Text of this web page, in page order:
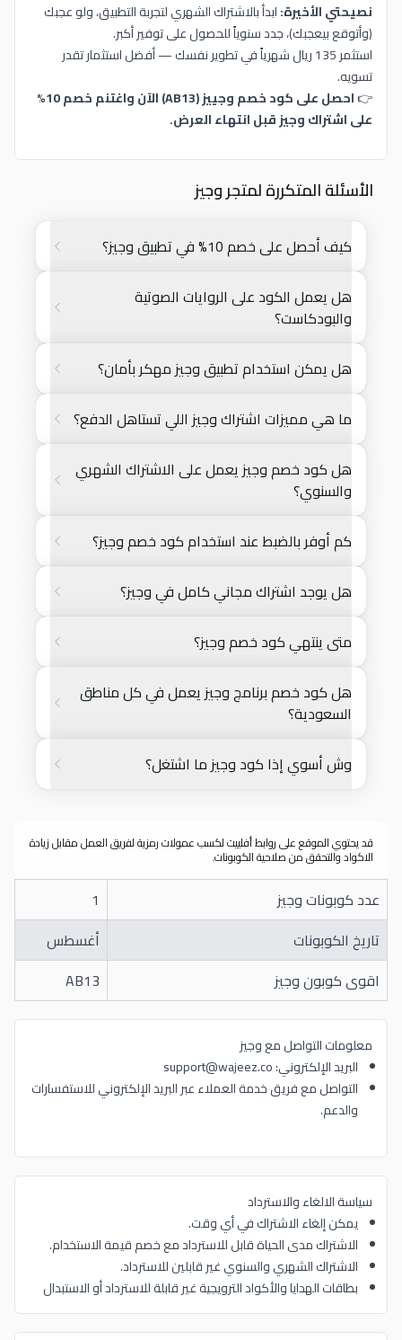
نصيحتي الأخيرة:ابدأ بالاشتراك الشهري لتجربة التطبيق، ولو عجبك
(وأتوقع بيعجبك)، جدد سنوياً للحصول على توفير أكبر.
استثمر 135 ريال شهرياً في تطوير نفسك — أفضل استثمار تقدر
تسويه.
👉
احصل على كود خصم وجييز (AB13) الآن واغتنم خصم 10%
على اشتراك وجيز قبل انتهاء العرض.
الأسئلة المتكررة لمتجر وجيز
كيف أحصل على خصم 10% في تطبيق وجيز؟
هل يعمل الكود على الروايات الصوتية
والبودكاست؟
هل يمكن استخدام تطبيق وجيز مهكر بأمان؟
ما هي مميزات اشتراك وجيز اللي تستاهل الدفع؟
هل كود خصم وجيز يعمل على الاشتراك الشهري
والسنوي؟
كم أوفر بالضبط عند استخدام كود خصم وجيز؟
هل يوجد اشتراك مجاني كامل في وجيز؟
متى ينتهي كود خصم وجيز؟
هل كود خصم برنامج وجيز يعمل في كل مناطق
السعودية؟
وش أسوي إذا كود وجيز ما اشتغل؟
قد يحتوي الموقع على روابط أفلييت لكسب عمولات رمزية لفريق العمل مقابل زيادة
الاكواد والتحقق من صلاحية الكوبونات.
عدد كوبونات وجيز
1
تاريخ الكوبونات
أغسطس
اقوى كوبون وجيز
AB13
معلومات التواصل مع وجيز
البريد الإلكتروني: support@wajeez.co
التواصل مع فريق خدمة العملاء عبر البريد الإلكتروني للاستفسارات
والدعم.
سياسة الالغاء والاسترداد
يمكن إلغاء الاشتراك في أي وقت.
الاشتراك مدى الحياة قابل للاسترداد مع خصم قيمة الاستخدام.
الاشتراك الشهري والسنوي غير قابلين للاسترداد.
بطاقات الهدايا والأكواد الترويجية غير قابلة للاسترداد أو الاستبدال